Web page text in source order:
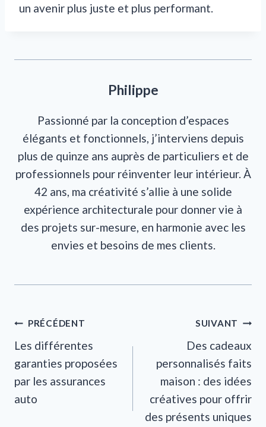
un avenir plus juste et plus performant.
Philippe
Passionné par la conception d’espaces
élégants et fonctionnels, j’interviens depuis
plus de quinze ans auprès de particuliers et de
professionnels pour réinventer leur intérieur. À
42 ans, ma créativité s’allie à une solide
expérience architecturale pour donner vie à
des projets sur-mesure, en harmonie avec les
envies et besoins de mes clients.
Navigation
de
l’article
PRÉCÉDENT
Les différentes
garanties proposées
par les assurances
auto
SUIVANT
Des cadeaux
personnalisés faits
maison : des idées
créatives pour offrir
des présents uniques